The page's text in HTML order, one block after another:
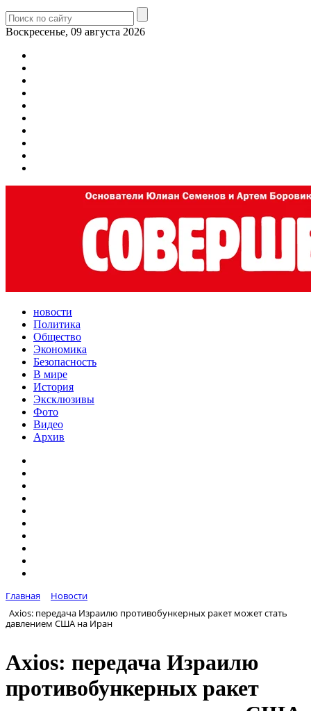
Воскресенье, 09 августа 2026
новости
Политика
Общество
Экономика
Безопасность
В мире
История
Эксклюзивы
Фото
Видео
Архив
Главная
Новости
Axios: передача Израилю противобункерных ракет может стать
давлением США на Иран
Axios: передача Израилю
противобункерных ракет